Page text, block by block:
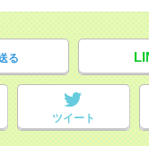
る
ツイート